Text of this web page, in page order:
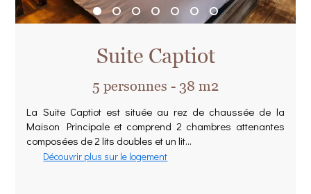
Suite Captiot
5 personnes - 38 m2
La Suite Captiot est située au rez de chaussée de la
Maison Principale et comprend 2 chambres attenantes
composées de 2 lits doubles et un lit...
Découvrir plus sur le logement